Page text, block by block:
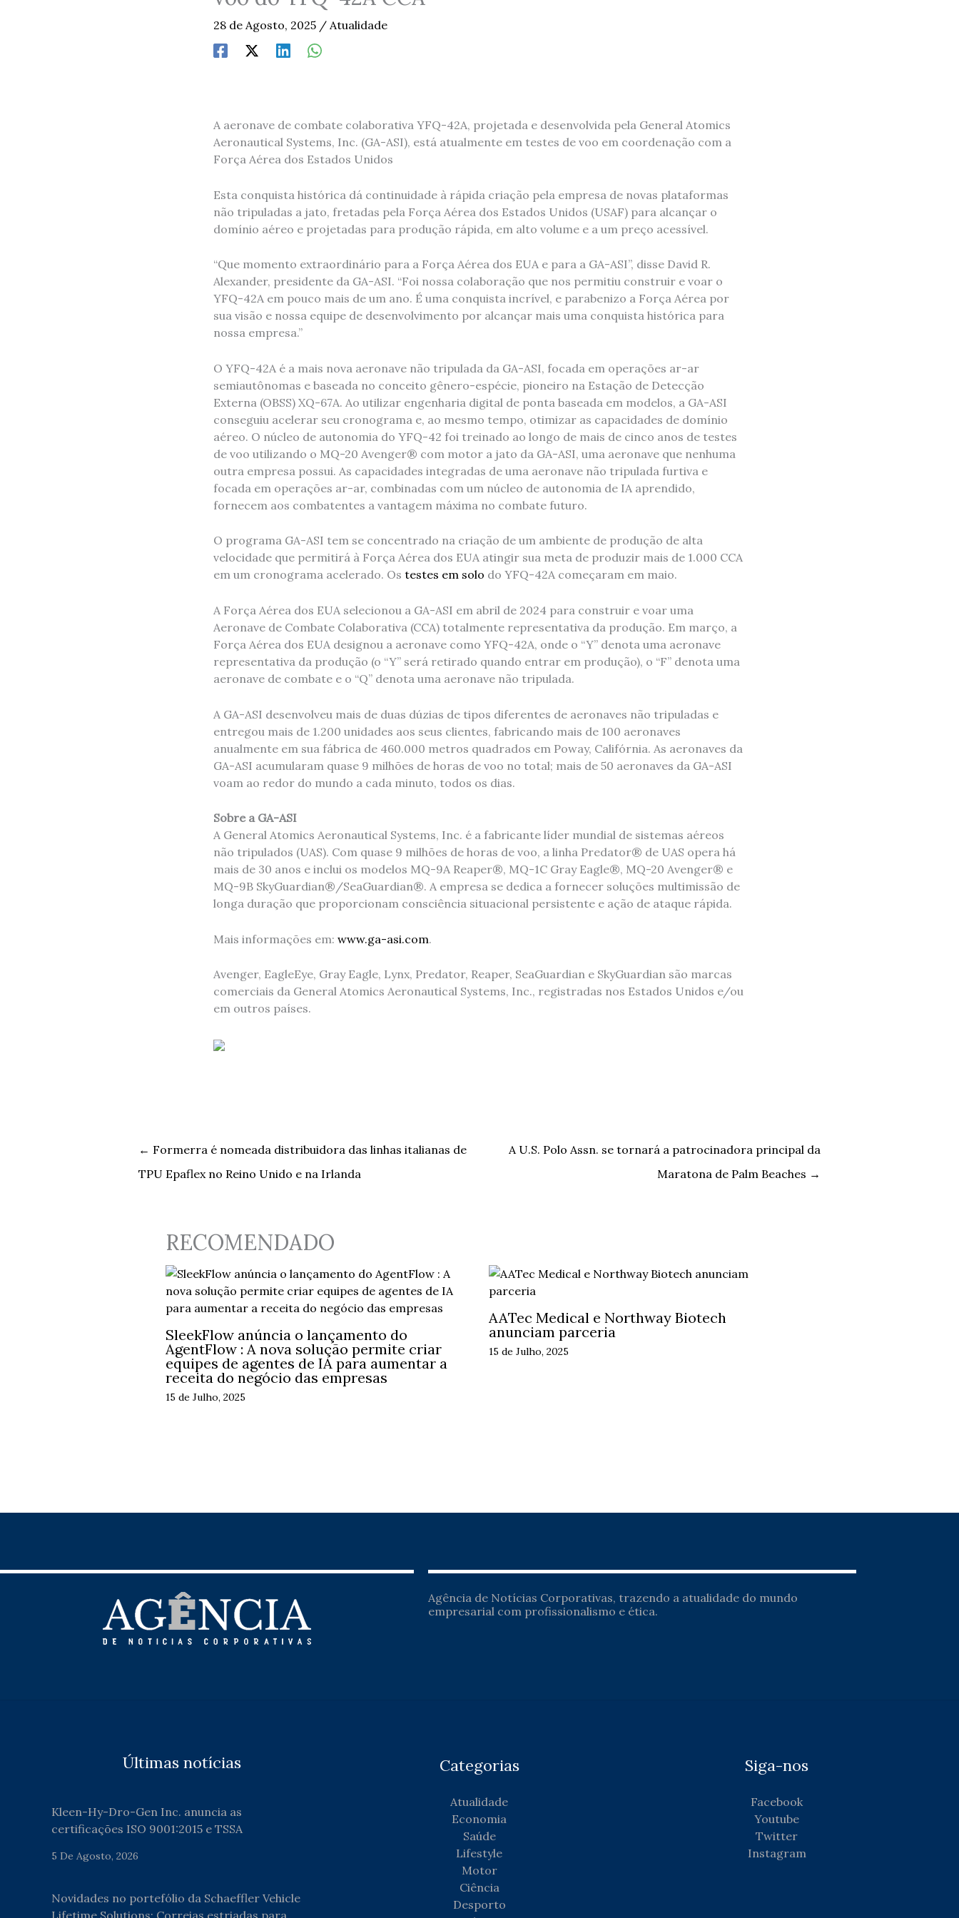
28 de Agosto, 2025 / Atualidade
A aeronave de combate colaborativa YFQ-42A, projetada e desenvolvida pela General Atomics
Aeronautical Systems, Inc. (GA-ASI), está atualmente em testes de voo em coordenação com a
Força Aérea dos Estados Unidos
Esta conquista histórica dá continuidade à rápida criação pela empresa de novas plataformas
não tripuladas a jato, fretadas pela Força Aérea dos Estados Unidos (USAF) para alcançar o
domínio aéreo e projetadas para produção rápida, em alto volume e a um preço acessível.
“Que momento extraordinário para a Força Aérea dos EUA e para a GA-ASI”, disse David R.
Alexander, presidente da GA-ASI. “Foi nossa colaboração que nos permitiu construir e voar o
YFQ-42A em pouco mais de um ano. É uma conquista incrível, e parabenizo a Força Aérea por
sua visão e nossa equipe de desenvolvimento por alcançar mais uma conquista histórica para
nossa empresa.”
O YFQ-42A é a mais nova aeronave não tripulada da GA-ASI, focada em operações ar-ar
semiautônomas e baseada no conceito gênero-espécie, pioneiro na Estação de Detecção
Externa (OBSS) XQ-67A. Ao utilizar engenharia digital de ponta baseada em modelos, a GA-ASI
conseguiu acelerar seu cronograma e, ao mesmo tempo, otimizar as capacidades de domínio
aéreo. O núcleo de autonomia do YFQ-42 foi treinado ao longo de mais de cinco anos de testes
de voo utilizando o MQ-20 Avenger® com motor a jato da GA-ASI, uma aeronave que nenhuma
outra empresa possui. As capacidades integradas de uma aeronave não tripulada furtiva e
focada em operações ar-ar, combinadas com um núcleo de autonomia de IA aprendido,
fornecem aos combatentes a vantagem máxima no combate futuro.
O programa GA-ASI tem se concentrado na criação de um ambiente de produção de alta
velocidade que permitirá à Força Aérea dos EUA atingir sua meta de produzir mais de 1.000 CCA
em um cronograma acelerado. Os testes em solo do YFQ-42A começaram em maio.
A Força Aérea dos EUA selecionou a GA-ASI em abril de 2024 para construir e voar uma
Aeronave de Combate Colaborativa (CCA) totalmente representativa da produção. Em março, a
Força Aérea dos EUA designou a aeronave como YFQ-42A, onde o “Y” denota uma aeronave
representativa da produção (o “Y” será retirado quando entrar em produção), o “F” denota uma
aeronave de combate e o “Q” denota uma aeronave não tripulada.
A GA-ASI desenvolveu mais de duas dúzias de tipos diferentes de aeronaves não tripuladas e
entregou mais de 1.200 unidades aos seus clientes, fabricando mais de 100 aeronaves
anualmente em sua fábrica de 460.000 metros quadrados em Poway, Califórnia. As aeronaves da
GA-ASI acumularam quase 9 milhões de horas de voo no total; mais de 50 aeronaves da GA-ASI
voam ao redor do mundo a cada minuto, todos os dias.
Sobre a GA-ASI
A General Atomics Aeronautical Systems, Inc. é a fabricante líder mundial de sistemas aéreos
não tripulados (UAS). Com quase 9 milhões de horas de voo, a linha Predator® de UAS opera há
mais de 30 anos e inclui os modelos MQ-9A Reaper®, MQ-1C Gray Eagle®, MQ-20 Avenger® e
MQ-9B SkyGuardian®/SeaGuardian®. A empresa se dedica a fornecer soluções multimissão de
longa duração que proporcionam consciência situacional persistente e ação de ataque rápida.
Mais informações em: www.ga-asi.com.
Avenger, EagleEye, Gray Eagle, Lynx, Predator, Reaper, SeaGuardian e SkyGuardian são marcas
comerciais da General Atomics Aeronautical Systems, Inc., registradas nos Estados Unidos e/ou
em outros países.
← Formerra é nomeada distribuidora das linhas italianas de
TPU Epaflex no Reino Unido e na Irlanda
A U.S. Polo Assn. se tornará a patrocinadora principal da
Maratona de Palm Beaches →
RECOMENDADO
SleekFlow anúncia o lançamento do
AgentFlow : A nova solução permite criar
equipes de agentes de IA para aumentar a
receita do negócio das empresas
15 de Julho, 2025
AATec Medical e Northway Biotech
anunciam parceria
15 de Julho, 2025
Agência de Notícias Corporativas, trazendo a atualidade do mundo
empresarial com profissionalismo e ética.
Últimas notícias
Kleen-Hy-Dro-Gen Inc. anuncia as
certificações ISO 9001:2015 e TSSA
5 De Agosto, 2026
Novidades no portefólio da Schaeffler Vehicle
Categorias
Atualidade
Economia
Saúde
Lifestyle
Motor
Ciência
Desporto
Siga-nos
Facebook
Youtube
Twitter
Instagram